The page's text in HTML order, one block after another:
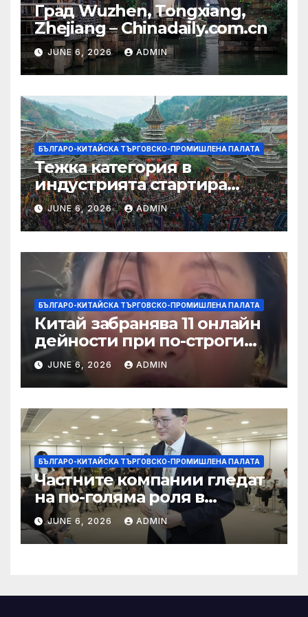
Град Wuzhen, Tongxiang,
Zhejiang – Chinadaily.com.cn
JUNE 6, 2026 ADMIN
БЪЛГАРО-КИТАЙСКА ТЪРГОВСКО-ПРОМИШЛЕНА ПАЛАТА
Тежка категория в
индустрията стартира
алианс за космическа
слънчева енергия
JUNE 6, 2026 ADMIN
БЪЛГАРО-КИТАЙСКА ТЪРГОВСКО-ПРОМИШЛЕНА ПАЛАТА
Китай забранява 11 онлайн
дейности при по-строги
правила за ограничаване на
слуховете и
кибернасилниците
JUNE 6, 2026 ADMIN
БЪЛГАРО-КИТАЙСКА ТЪРГОВСКО-ПРОМИШЛЕНА ПАЛАТА
Частните компании гледат
на по-голяма роля в
стратегическата
енергетика
JUNE 6, 2026 ADMIN